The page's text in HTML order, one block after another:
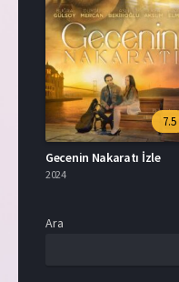
7.5
Gecenin Nakaratı İzle
2024
Ara